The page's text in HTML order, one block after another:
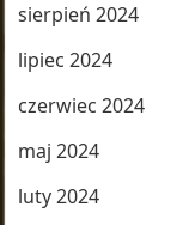
sierpień 2024
lipiec 2024
czerwiec 2024
maj 2024
luty 2024